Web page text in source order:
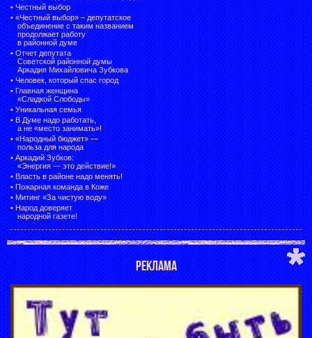
• Честный выбор
• «Честный выбор» – депутатское
объединение с таким названием
продолжает работу
в районной думе
• Отчет депутата
Советской районной думы
Аркадия Михайловича Зубкова
• Человек, который спас город
• Главная женщина
«Сладкой Слободы»
• Уникальная семья
• В Думе надо работать,
а не «место занимать»!
• «Народный бюджет» —
польза для народа
• Аркадий Зубков:
«Энергия — это действие!»
• Власть в районе надо менять!
• Пожарная команда в Коже
• Митинг «За чистую воду»
• Народ доверяет
народной газете!
РЕКЛАМА